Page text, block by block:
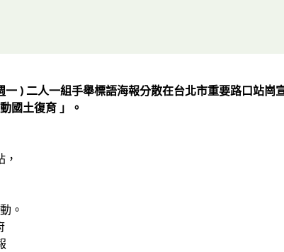
一 ) 二人一組手舉標語海報分散在台北市重要路口站崗
國土復育 」。
。